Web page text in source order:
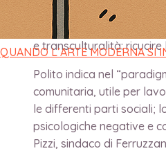
QUANDO L’ARTE MODERNA SI
Martedì 4 luglio 2023,
Alberto Polito, autore del
e transculturalità:
Polito indica nel
comunitaria, utile per
le differenti parti sociali;
psicologiche negative e
Pizzi, sindaco di